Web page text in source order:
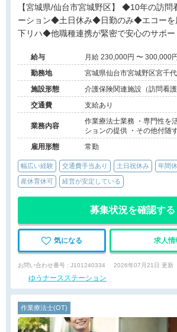
【宮城県/仙台市宮城野区】 ◆10年の訪問看護実績があるステ
ーション◆土日休み◆日勤のみ◆エコーを
下リハ◆他職種連携が緊密で安心のサポー
給与
月給 230,000円 〜 300,000円
勤務地
宮城県仙台市宮城野区宮千
ル301
施設形態
介護保険関連施設（訪問看護
交通費
支給あり
業務内容
作業療法士業務 ・専門性を
ションの提供 ・その他付随
雇用形態
常勤
幅広い経験 交通費手当あり 土日祝休み 年間
産休育休可 経営が安定している
募集状況を確認する
気になる 求人情
お問い合わせ番号 : J101240334 2026年07月21日 更新
ゆうナースステーション
作業療法士(OT)